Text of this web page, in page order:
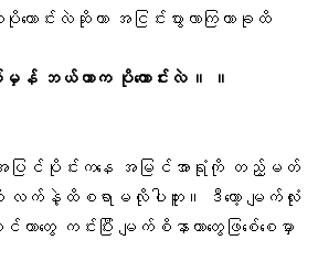
းလဲဆိုတာ အငြင်းပွားလာကြတာခုထိ
ဘယ်ဟာက ပိုကောင်းလဲ ။ ။
ပြင်ပိုင်းကနေ အမြင်အာရုံကို တည့်မတ်
ကို လက်နဲ့ထိစရာမလိုပါဘူး။ ဒီတော့ မျက်လုံး
ေ ကင်းပြီး မျက်စိနာတာတွေဖြစ်ေစေမှာ